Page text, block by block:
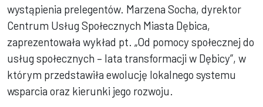
wystąpienia prelegentów. Marzena Socha, dyrektor
Centrum Usług Społecznych Miasta Dębica,
zaprezentowała wykład pt. „Od pomocy społecznej do
usług społecznych – lata transformacji w Dębicy”, w
którym przedstawiła ewolucję lokalnego systemu
wsparcia oraz kierunki jego rozwoju.